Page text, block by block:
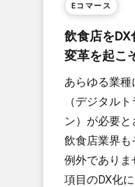
Eコマース
飲食店を​
変革を​起こ
あらゆる​業種
（デジタル
ン）が​必要と​
飲食店業界も​
例外でありま
項目の​DX化